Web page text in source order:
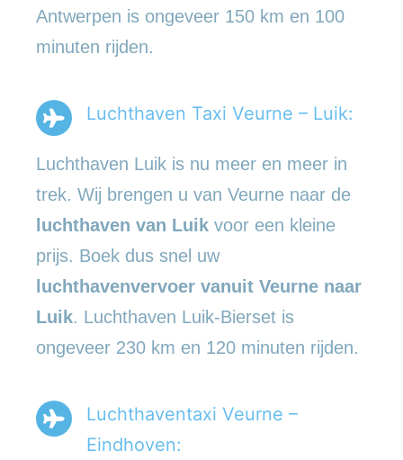
Antwerpen is ongeveer 150 km en 100
minuten rijden.
Luchthaven Taxi Veurne – Luik:
Luchthaven Luik is nu meer en meer in
trek. Wij brengen u van Veurne naar de
luchthaven van Luik voor een kleine
prijs. Boek dus snel uw
luchthavenvervoer vanuit Veurne naar
Luik. Luchthaven Luik-Bierset is
ongeveer 230 km en 120 minuten rijden.
Luchthaventaxi Veurne –
Eindhoven: